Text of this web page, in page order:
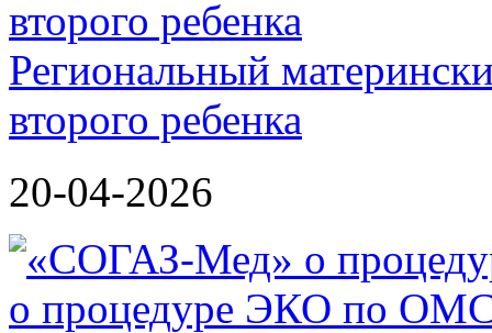
Региональный
второго ребенка
20-04-2026
о процедуре ЭКО по